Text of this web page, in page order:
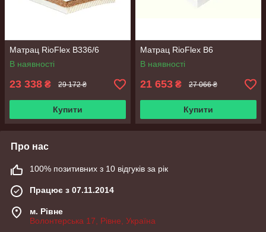
Матрац RioFlex B336/6
В наявності
23 338 ₴ 29 172 ₴
Купити
Матрац RioFlex B6
В наявності
21 653 ₴ 27 066 ₴
Купити
Про нас
100% позитивних з 10 відгуків за рік
Працює з 07.11.2014
м. Рівне
Волонтерська 17, Рівне, Україна